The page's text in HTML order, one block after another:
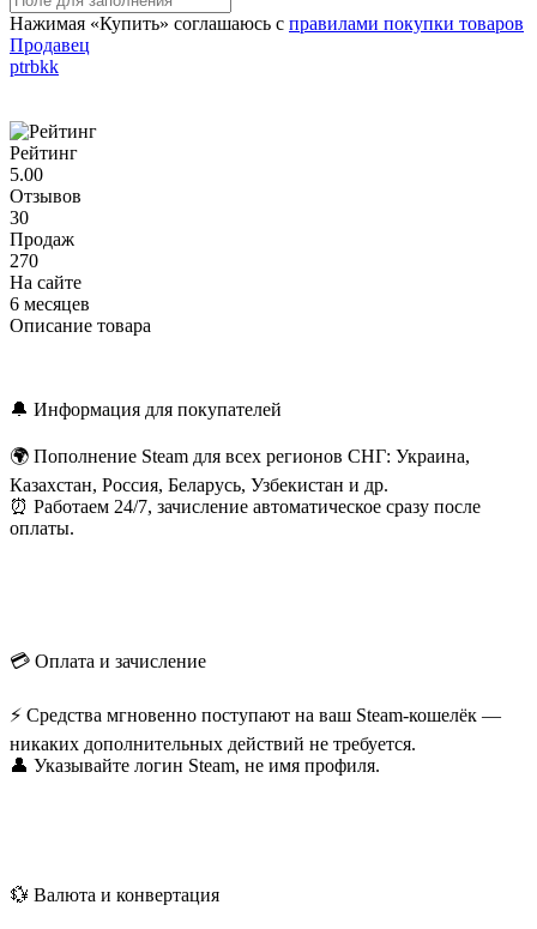
Нажимая «Купить» соглашаюсь с правилами покупки товаров
Продавец
ptrbkk
Рейтинг
5.00
Отзывов
30
Продаж
270
На сайте
6 месяцев
Описание товара
🔔 Информация для покупателей
🌍 Пополнение Steam для всех регионов СНГ: Украина,
Казахстан, Россия, Беларусь, Узбекистан и др.
⏰ Работаем 24/7, зачисление автоматическое сразу после
оплаты.
💳 Оплата и зачисление
⚡ Средства мгновенно поступают на ваш Steam-кошелёк —
никаких дополнительных действий не требуется.
👤 Указывайте логин Steam, не имя профиля.
💱 Валюта и конвертация